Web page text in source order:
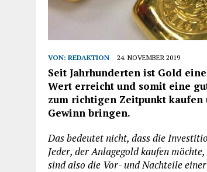
VON: REDAKTION 24. NOVEMBER 2019
Seit Jahrhunderten ist Gold
Wert erreicht und somit eine
zum richtigen Zeitpunkt
Gewinn bringen.
Das bedeutet nicht, dass die
Jeder, der Anlagegold kaufen
sind also die Vor- und Nachteile